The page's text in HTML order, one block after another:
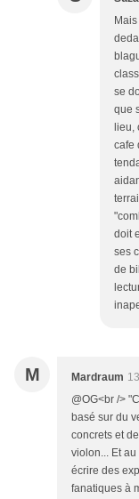
se
que
lieu,
cafe
doit
ses
de
M Mardraum
@OG<br />
basé sur du
concrets et
violon... Et
écrire des
fanatiques à